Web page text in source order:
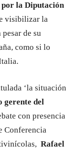
por la Diputación
visibilizar la
de su
como si lo
‘la situación
gerente del
con presencia
Conferencia
Rafael